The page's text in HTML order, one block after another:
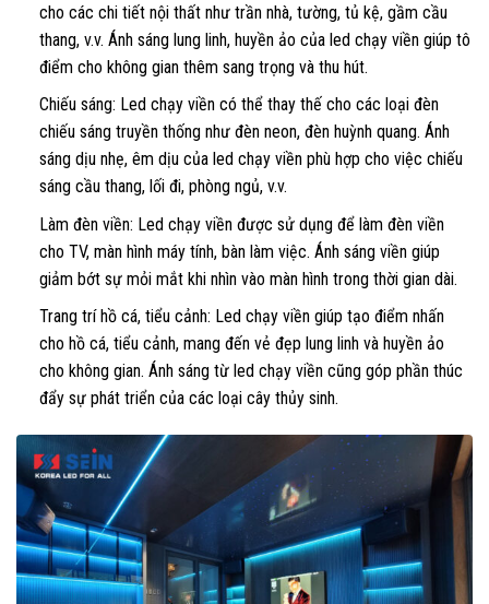
cho các chi tiết nội thất như trần nhà, tường, tủ kệ, gầm cầu
thang, v.v. Ánh sáng lung linh, huyền ảo của led chạy viền giúp tô
điểm cho không gian thêm sang trọng và thu hút.
Chiếu sáng: Led chạy viền có thể thay thế cho các loại đèn
chiếu sáng truyền thống như đèn neon, đèn huỳnh quang. Ánh
sáng dịu nhẹ, êm dịu của led chạy viền phù hợp cho việc chiếu
sáng cầu thang, lối đi, phòng ngủ, v.v.
Làm đèn viền: Led chạy viền được sử dụng để làm đèn viền
cho TV, màn hình máy tính, bàn làm việc. Ánh sáng viền giúp
giảm bớt sự mỏi mắt khi nhìn vào màn hình trong thời gian dài.
Trang trí hồ cá, tiểu cảnh: Led chạy viền giúp tạo điểm nhấn
cho hồ cá, tiểu cảnh, mang đến vẻ đẹp lung linh và huyền ảo
cho không gian. Ánh sáng từ led chạy viền cũng góp phần thúc
đẩy sự phát triển của các loại cây thủy sinh.